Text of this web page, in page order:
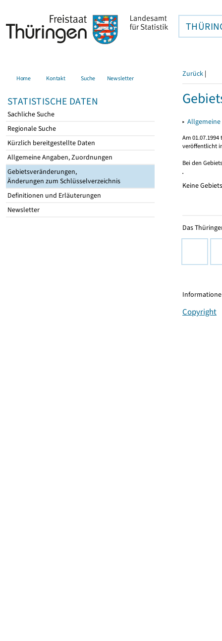
Home Kontakt Suche Newsletter
STATISTISCHE DATEN
Sachliche Suche
Regionale Suche
Kürzlich bereitgestellte Daten
Allgemeine Angaben, Zuordnungen
Gebietsveränderungen,
Änderungen zum Schlüsselverzeichnis
Definitionen und Erläuterungen
Newsletter
Zurück |
▸
Am
veröffentlicht
Bei den
Keine
Das
Copyright